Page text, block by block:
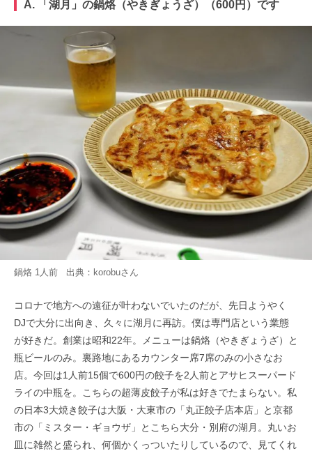
A. 「湖月」の鍋烙（やきぎょうざ）（600円）です
鍋烙 1人前 出典： korobuさん
コロナで地方への遠征が叶わないでいたのだが、先日ようやく
DJで大分に出向き、久々に湖月に再訪。僕は専門店という業態
が好きだ。創業は昭和22年。メニューは鍋烙（やきぎょうざ）と
瓶ビールのみ。裏路地にあるカウンター席7席のみの小さなお
店。今回は1人前15個で600円の餃子を2人前とアサヒスーパード
ライの中瓶を。こちらの超薄皮餃子が私は好きでたまらない。私
の日本3大焼き餃子は大阪・大東市の「丸正餃子店本店」と京都
市の「ミスター・ギョウザ」とこちら大分・別府の湖月。丸いお
皿に雑然と盛られ、何個かくっついたりしているので、見てくれ